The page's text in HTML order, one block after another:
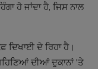
ਹੋ ਜਾਂਦਾ ਹੈ, ਜਿਸ ਨਾਲ
ਦਿਖਾਈ ਦੇ ਰਿਹਾ ਹੈ।
ਦੀਆਂ ਦੁਕਾਨਾਂ 'ਤੇ